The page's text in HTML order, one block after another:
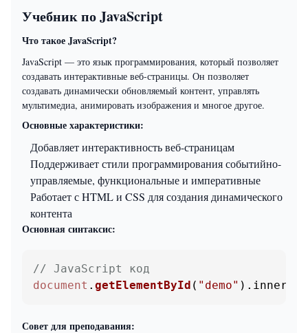
Учебник по JavaScript
Что такое JavaScript?
JavaScript — это язык программирования, который позволяет
создавать интерактивные веб-страницы. Он позволяет
создавать динамически обновляемый контент, управлять
мультимедиа, анимировать изображения и многое другое.
Основные характеристики:
Добавляет интерактивность веб-страницам
Поддерживает стили программирования событийно-
управляемые, функциональные и императивные
Работает с HTML и CSS для создания динамического
контента
Основная синтаксис:
// JavaScript код
document . getElementById ( "demo" ).
Совет для преподавания: